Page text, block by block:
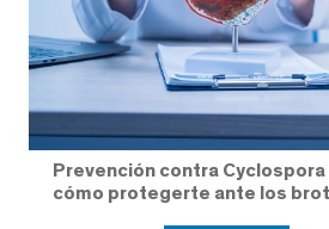
Prevención contra
cómo protegerte ante los